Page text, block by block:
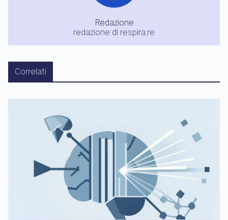
Redazione
redazione di respira.re
Correlati